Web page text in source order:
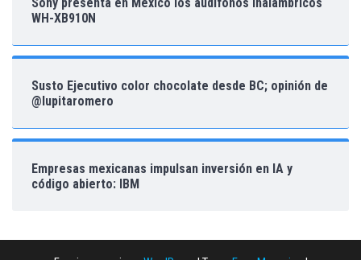
WH-XB910N
Susto Ejecutivo color chocolate desde BC; opinión de
@lupitaromero
Empresas mexicanas impulsan inversión en IA y
código abierto: IBM